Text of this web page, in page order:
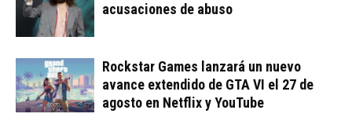
acusaciones de abuso
Rockstar Games lanzará un nuevo
avance extendido de GTA VI el 27 de
agosto en Netflix y YouTube